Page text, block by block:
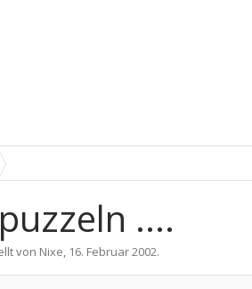
....
von Nixe, 16. Februar 2002.